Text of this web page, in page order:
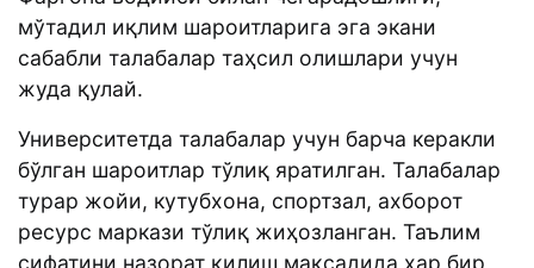
мўтадил иқлим шароитларига эга экани
сабабли талабалар таҳсил олишлари учун
жуда қулай.
Университетда талабалар учун барча керакли
бўлган шароитлар тўлиқ яратилган. Талабалар
турар жойи, кутубхона, спортзал, ахборот
ресурс маркази тўлиқ жиҳозланган. Таълим
сифатини назорат қилиш мақсадида ҳар бир